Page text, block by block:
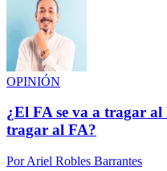
OPINIÓN
¿El FA se va a tragar
tragar al FA?
PorAriel Robles Barrantes